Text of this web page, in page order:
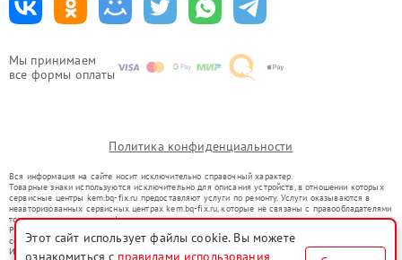
Мы принимаем
все формы оплаты
Политика конфиденциальности
Вся информация на сайте носит исключительно справочный характер.
Товарные знаки используются исключительно для описания устройств, в отношении которых
сервисные центры kem.bq-fix.ru предоставляют услуги по ремонту. Услуги оказываются в
неавторизованных сервисных центрах kem.bq-fix.ru, которые не связаны с правообладателями
товарных знаков или их официальными представителями.
Ремонт осуществляется для устройств, уже введенных в гражданский оборот в соответствии
со статьей 1487 ГК РФ.
Использование товарных знаков не преследует цели индивидуализации услуг или введения
Этот сайт использует файлы cookie. Вы можете
ознакомиться с правилами использования